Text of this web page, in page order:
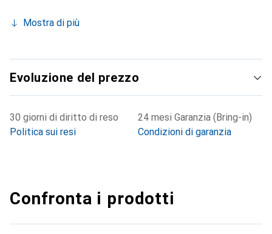
Mostra di più
Evoluzione del prezzo
30 giorni di diritto di reso
Politica sui resi
24 mesi Garanzia (Bring-in)
Condizioni di garanzia
Confronta i prodotti